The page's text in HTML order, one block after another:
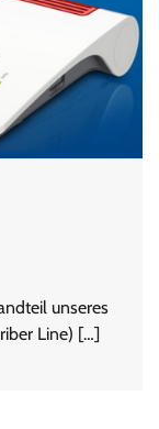
unseres
Line) […]